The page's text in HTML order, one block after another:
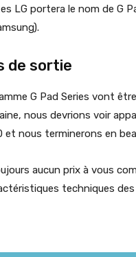
LG portera le nom de G
de sortie
G Pad Series vont
nous devrions voir
et nous terminerons en
aucun prix à vous
techniques